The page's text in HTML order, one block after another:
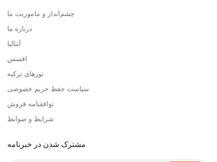
چشم‌انداز و ماموریت ما
درباره ما
آنتالیا
افسس
تورهای ترکیه
سیاست حفظ حریم خصوصی
توافقنامه فروش
شرایط و ضوابط
مشترک شدن در خبرنامه